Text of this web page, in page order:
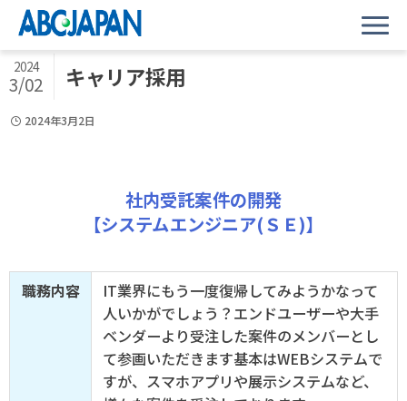
キャリア採用
2024
3/02
2024年3月2日
社内受託案件の開発
【システムエンジニア(ＳＥ)】
職務内容
IT業界にもう一度復帰してみようかなって
人いかがでしょう？エンドユーザーや大手
ベンダーより受注した案件のメンバーとし
て参画いただきます基本はWEBシステムで
すが、スマホアプリや展示システムなど、